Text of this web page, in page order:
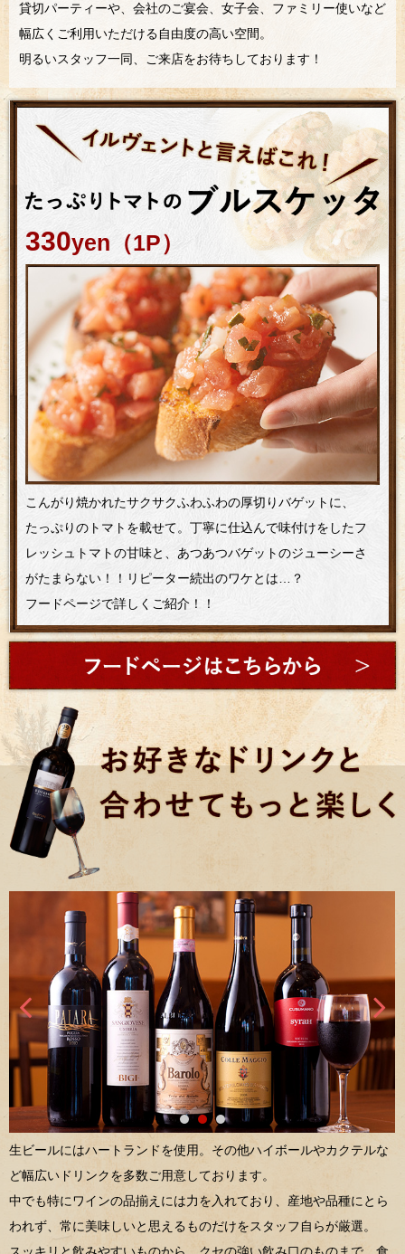
貸切パーティーや、会社のご宴会、女子会、ファミリー使いなど
幅広くご利用いただける自由度の高い空間。
明るいスタッフ一同、ご来店をお待ちしております！
330yen（1P）
こんがり焼かれたサクサクふわふわの厚切りバゲットに、
たっぷりのトマトを載せて。丁寧に仕込んで味付けをしたフ
レッシュトマトの甘味と、あつあつバゲットのジューシーさ
がたまらない！！リピーター続出のワケとは…？
フードページで詳しくご紹介！！
生ビールにはハートランドを使用。その他ハイボールやカクテルな
ど幅広いドリンクを多数ご用意しております。
中でも特にワインの品揃えには力を入れており、産地や品種にとら
われず、常に美味しいと思えるものだけをスタッフ自らが厳選。